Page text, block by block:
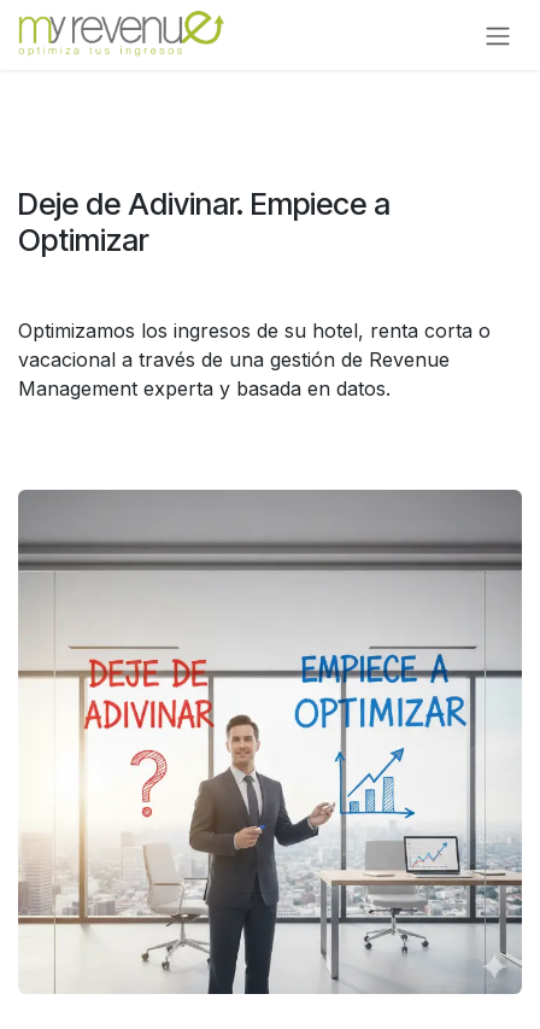
Ir al contenido
Deje de Adivinar. Empiece a
Optimizar
Optimizamos los ingresos de su hotel, renta corta o
vacacional a través de una gestión de Revenue
Management experta y basada en datos.